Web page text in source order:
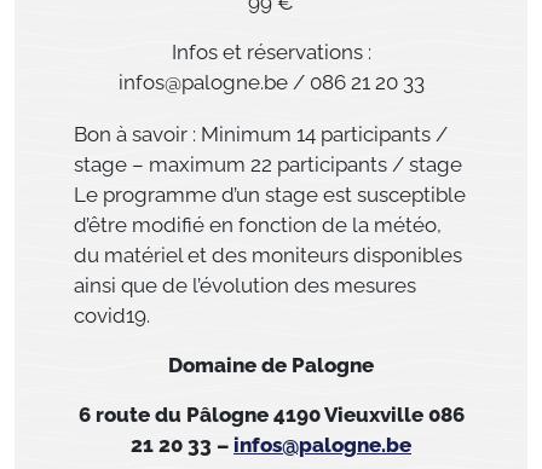
Infos et réservations :
infos@palogne.be / 086 21 20 33
Bon à savoir : Minimum 14 participants /
stage – maximum 22 participants / stage
Le programme d’un stage est susceptible
d’être modifié en fonction de la météo,
du matériel et des moniteurs disponibles
ainsi que de l’évolution des mesures
covid19.
Domaine de Palogne
6 route du Pâlogne 4190 Vieuxville 086
21 20 33 – infos@palogne.be